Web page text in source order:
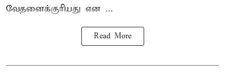
வேதனைக்குரியது என ...
Read More